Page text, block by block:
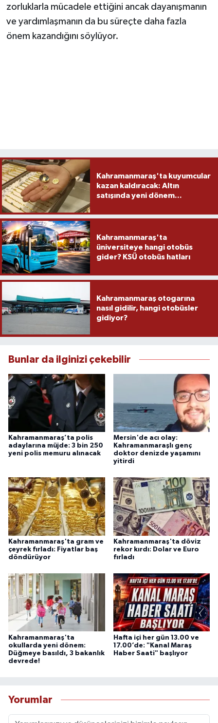
zorluklarla mücadele ettiğini ancak dayanışmanın
ve yardımlaşmanın da bu süreçte daha fazla
önem kazandığını söylüyor.
Kahramanmaraş'ta kuyumcular
kazan kaldıracak: Altın
satışında yeni dönem...
Kahramanmaraş'ta
üniversiteye hangi otobüs
gider? KSÜ otobüs hatları
Kahramanmaraş otogarına
nasıl gidilir, hangi otobüsler
gidiyor?
Bunlar da ilginizi çekebilir
Kahramanmaraş’ta polis
adaylarına müjde: 3 bin 250
yeni polis memuru alınacak
Mersin'de acı olay:
Kahramanmaraşlı genç
doktor denizde yaşamını
yitirdi
Kahramanmaraş'ta gram ve
çeyrek fırladı: Fiyatlar baş
döndürüyor
Kahramanmaraş'ta döviz
rekor kırdı: Dolar ve Euro
fırladı
Kahramanmaraş'ta
okullarda yeni dönem:
Düğmeye basıldı, 3 bakanlık
devrede!
Hafta içi her gün 13.00 ve
17.00’de: "Kanal Maraş
Haber Saati" başlıyor
Yorumlar